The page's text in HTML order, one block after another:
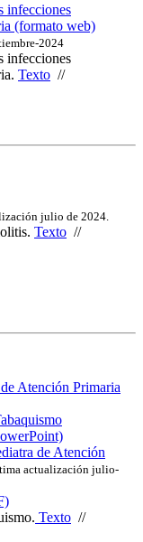
infecciones
(formato web)
2024
infecciones
Texto //
julio de 2024.
Texto //
Atención Primaria
de Atención
actualización julio-
Texto //